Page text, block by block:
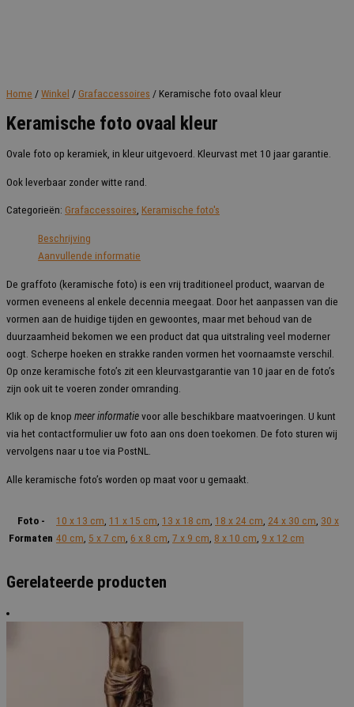
Home /Winkel / Grafaccessoires / Keramische foto ovaal kleur
Keramische foto ovaal kleur
Ovale foto op keramiek, in kleur uitgevoerd. Kleurvast met 10 jaar garantie.
Ook leverbaar zonder witte rand.
Categorieën: Grafaccessoires, Keramische foto's
Beschrijving
Aanvullende informatie
De graffoto (keramische foto) is een vrij traditioneel product, waarvan de
vormen eveneens al enkele decennia meegaat. Door het aanpassen van die
vormen aan de huidige tijden en gewoontes, maar met behoud van de
duurzaamheid bekomen we een product dat qua uitstraling veel moderner
oogt. Scherpe hoeken en strakke randen vormen het voornaamste verschil.
Op onze keramische foto’s zit een kleurvastgarantie van 10 jaar en de foto’s
zijn ook uit te voeren zonder omranding.
Klik op de knop meer informatievoor alle beschikbare maatvoeringen. U kunt
via het contactformulier uw foto aan ons doen toekomen. De foto sturen wij
vervolgens naar u toe via PostNL.
Alle keramische foto’s worden op maat voor u gemaakt.
Foto -
Formaten
10 x 13 cm, 11 x 15 cm, 13 x 18 cm, 18 x 24 cm, 24 x 30 cm, 30 x
40 cm, 5 x 7 cm, 6 x 8 cm, 7 x 9 cm, 8 x 10 cm, 9 x 12 cm
Gerelateerde producten